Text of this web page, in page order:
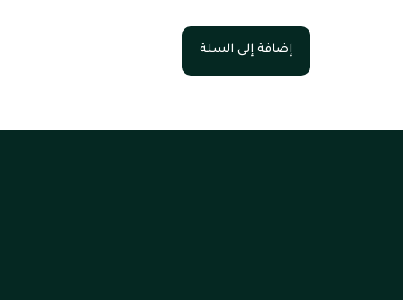
35.00 ر.ع..
17.50 ر.ع..
إضافة إلى السلة